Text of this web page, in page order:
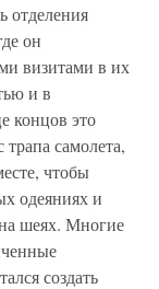
отделения
он
визитами в их
и в
концов это
самолета,
чтобы
одеяниях и
шеях. Многие
создать